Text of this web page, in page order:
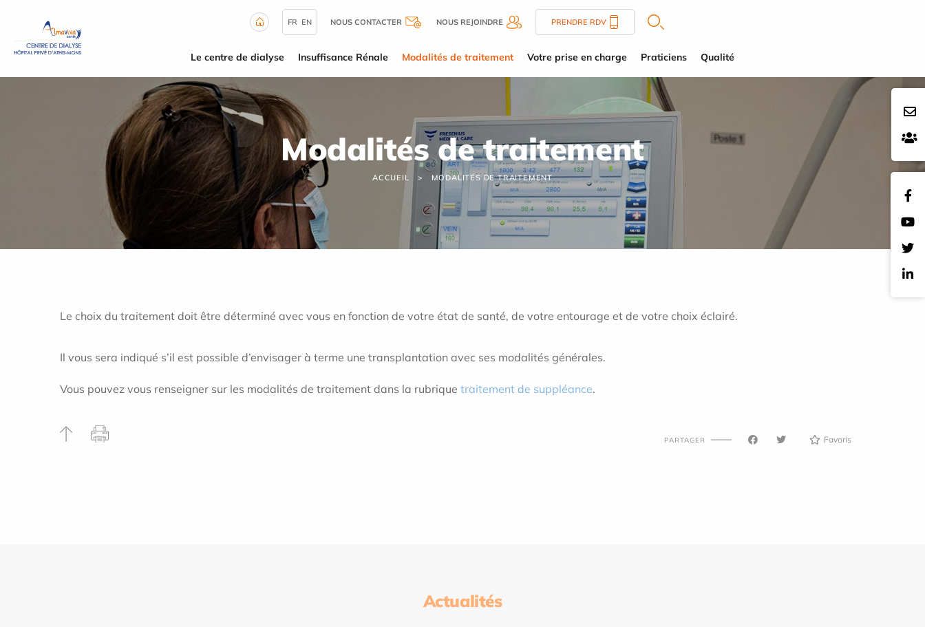
FR EN NOUS CONTACTER NOUS REJOINDRE PRENDRE RDV
Le centre de dialyse Insuffisance Rénale Modalités de traitement Votre prise en charge Praticiens Qualité
Modalités de traitement
ACCUEIL MODALITÉS DE TRAITEMENT
Le choix du traitement doit être déterminé avec vous en fonction de votre état de santé, de votre entourage et de votre choix éclairé.
Il vous sera indiqué s’il est possible d’envisager à terme une transplantation avec ses modalités générales.
Vous pouvez vous renseigner sur les modalités de traitement dans la rubrique traitement de suppléance.
PARTAGER Favoris
Actualités